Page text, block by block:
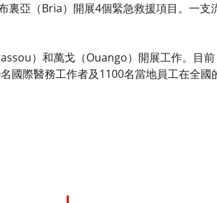
裏亞（Bria）開展4個緊急救援項目。一支
）和萬戈（Ouango）開展工作。目
國際醫務工作者及1100名當地員工在全